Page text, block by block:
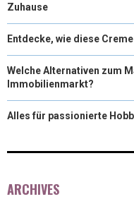
Zuhause
Entdecke, wie diese
Welche Alternativen zum
Immobilienmarkt?
Alles für passionierte
ARCHIVES